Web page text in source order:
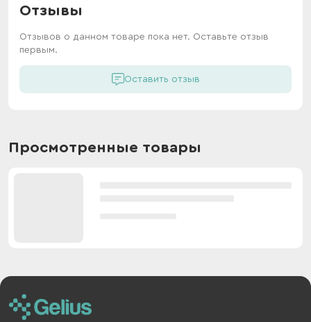
Отзывы
Отзывов о данном товаре пока нет. Оставьте отзыв
первым.
Оставить отзыв
Просмотренные товары